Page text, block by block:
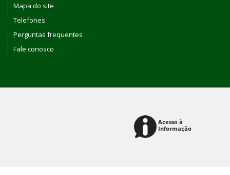
Mapa do site
Telefones
Perguntas frequentes
Fale conosco